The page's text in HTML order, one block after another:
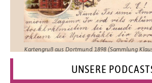
Kartengruß aus Dortmund 1898 (Sammlung
UNSERE